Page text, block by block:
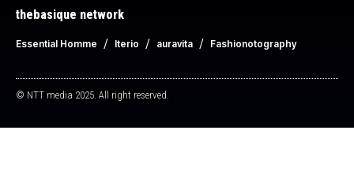
thebasique network
Essential Homme Iterio auravita Fashionotography
© NTT media 2025. All right reserved.